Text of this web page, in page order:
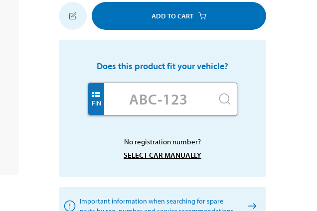
ADD TO CART
Does this product fit your vehicle?
FIN
No registration number?
SELECT CAR MANUALLY
Important information when searching for spare